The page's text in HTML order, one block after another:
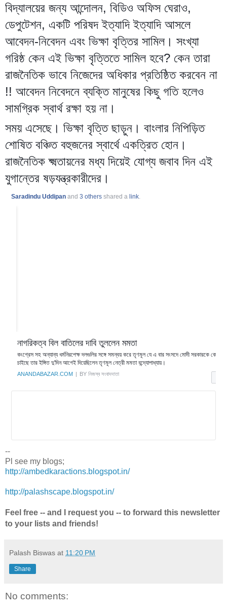
বিদ্যালয়ের জন্য আন্দোলন, বিডিও অফিস ঘেরাও,
ডেপুটেশন, একটি পরিষদ ইত্যাদি ইত্যাদি আসলে
আবেদন-নিবেদন এবং ভিক্ষা বৃত্তির সামিল। সংখ্যা
গরিষ্ঠ কেন এই ভিক্ষা বৃত্তিতে সামিল হবে? কেন তারা
রাজনৈতিক ভাবে নিজেদের অধিকার প্রতিষ্ঠিত করবেন না
!! আবেদন নিবেদনে ব্যক্তি মানুষের কিছু গতি হলেও
সামগ্রিক স্বার্থ রক্ষা হয় না।
সময় এসেছে। ভিক্ষা বৃত্তি ছাড়ুন। বাংলার নিপিড়িত
শোষিত বঞ্চিত বহুজনের স্বার্থে একত্রিত হোন।
রাজনৈতিক ক্ষ্মতায়নের মধ্য দিয়েই যোগ্য জবাব দিন এই
যুগান্তের ষড়যন্ত্রকারীদের।
Saradindu Uddipan and 3 others shared a link
নাগরিকত্ব বিল বাতিলের দাবি তুললেন মমতা
কংগ্রেস সহ অন্যান্য ধর্মনিরপেক্ষ দলগুলির সঙ্গে সমন্বয় করে তৃণমূল যে এ বার সংসদে মোদী সরকারকে
চাইছে তার ইঙ্গিত দু'দিন আগেই দিয়েছিলেন তৃণমূল নেত্রী মমতা বন্দ্যোপাধ্যায়।
ANANDABAZAR.COM | BY নিজস্ব সংবাদদাতা
--
Pl see my blogs;
http://ambedkaractions.blogspot.in/
http://palashscape.blogspot.in/
Feel free -- and I request you -- to forward this newsletter
to your lists and friends!
Palash Biswas at 11:20 PM
Share
No comments: